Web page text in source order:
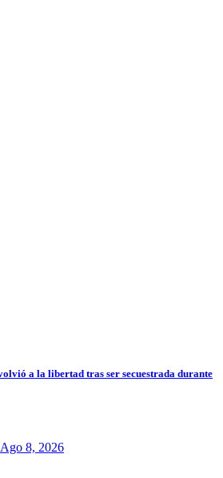
a la libertad tras ser secuestrada durante
Ago 8, 2026